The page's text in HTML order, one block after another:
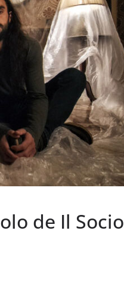
de Il Socio